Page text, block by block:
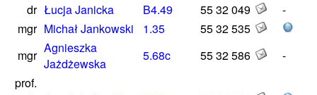
dr Łucja Janicka B4.49 55 32 049
-
mgr Michał Jankowski 1.35
55 32 535
mgr Agnieszka
Jażdżewska
5.68c 55 32 586
-
prof.